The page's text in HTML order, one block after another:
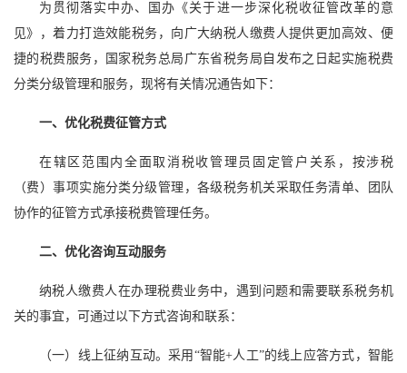
为贯彻落实中办、国办《关于进一步深化税收征管改革的意
见》，着力打造效能税务，向广大纳税人缴费人提供更加高效、便
捷的税费服务，国家税务总局广东省税务局自发布之日起实施税费
分类分级管理和服务，现将有关情况通告如下：
一、优化税费征管方式
在辖区范围内全面取消税收管理员固定管户关系，按涉税
（费）事项实施分类分级管理，各级税务机关采取任务清单、团队
协作的征管方式承接税费管理任务。
二、优化咨询互动服务
纳税人缴费人在办理税费业务中，遇到问题和需要联系税务机
关的事宜，可通过以下方式咨询和联系：
（一）线上征纳互动。采用“智能+人工”的线上应答方式，智能